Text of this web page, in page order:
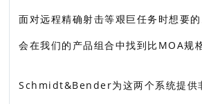
面对远程精确射击等艰巨任务时想要
会在我们的产品组合中找到比MOA规
Schmidt&Bender为这两个系统提供